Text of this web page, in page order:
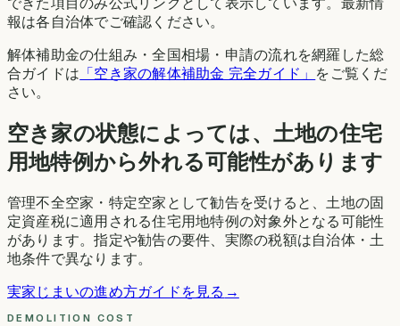
報は各自治体でご確認ください。
解体補助金の仕組み・全国相場・申請の流れを網羅した総
合ガイドは 「空き家の解体補助金 完全ガイド」
をご覧くだ
さい。
空き家の状態によっては、土地の住宅
用地特例から外れる可能性があります
管理不全空家・特定空家として勧告を受けると、土地の固
定資産税に適用される住宅用地特例の対象外となる可能性
があります。指定や勧告の要件、実際の税額は自治体・土
地条件で異なります。
実家じまいの進め方ガイドを見る →
DEMOLITION COST